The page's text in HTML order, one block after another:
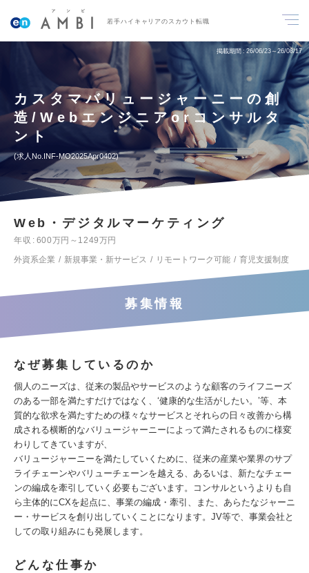
若手ハイキャリアのスカウト転職
掲載期間 26/06/23～26/08/17
カスタマバリュージャーニーの創
造/Webエンジニアorコンサルタ
ント
求人No.INF-MO2025Apr0402
Web・デジタルマーケティング
年収
600万円～1249万円
外資系企業
新規事業・新サービス リモートワーク可能 育児支援制度
募集情報
なぜ募集しているのか
個人のニーズは、従来の製品やサービスのような顧客のライフニーズ
のある一部を満たすだけではなく、‘健康的な生活がしたい。’等、本
質的な欲求を満たすための様々なサービスとそれらの日々改善から構
成される横断的なバリュージャーニーによって満たされるものに様変
わりしてきていますが、
バリュージャーニーを満たしていくために、従来の産業や業界のサプ
ライチェーンやバリューチェーンを越える、あるいは、新たなチェー
ンの編成を牽引していく必要もございます。コンサルというよりも自
ら主体的にCXを起点に、事業の編成・牽引、また、あらたなジャーニ
ー・サービスを創り出していくことになります。JV等で、事業会社と
しての取り組みにも発展します。
どんな仕事か